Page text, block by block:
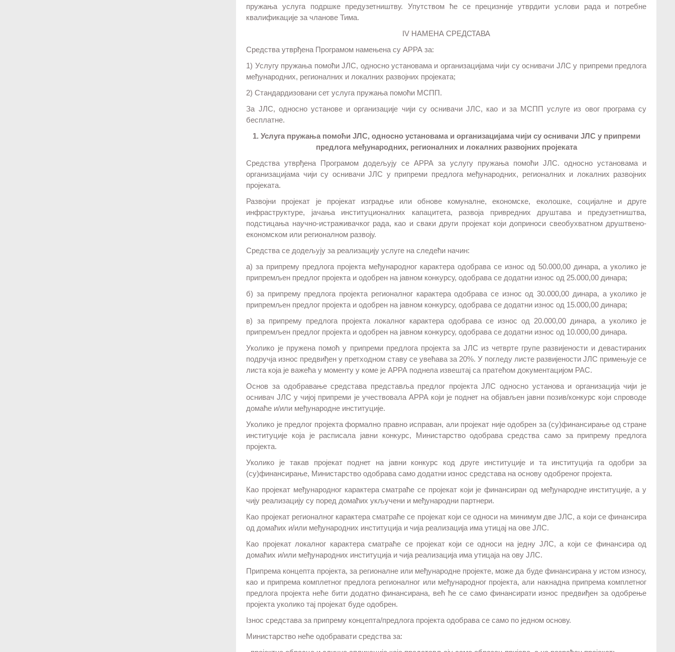
пружања услуга подршке предузетништву. Упутством ће се прецизније утврдити услови рада и потребне
квалификације за чланове Тима.
IV НАМЕНА СРЕДСТАВА
Средства утврђена Програмом намењена су АРРА за:
1) Услугу пружања помоћи ЈЛС, односно установама и организацијама чији су оснивачи ЈЛС у припреми предлога
међународних, регионалних и локалних развојних пројеката;
2) Стандардизовани сет услуга пружања помоћи МСПП.
За ЈЛС, односно установе и организације чији су оснивачи ЈЛС, као и за МСПП услуге из овог програма су
бесплатне.
1. Услуга пружања помоћи ЈЛС, односно установама и организацијама чији су оснивачи ЈЛС у припреми
предлога међународних, регионалних и локалних развојних пројеката
Средства утврђена Програмом додељују се АРРА за услугу пружања помоћи ЈЛС. односно установама и
организацијама чији су оснивачи ЈЛС у припреми предлога међународних, регионалних и локалних развојних
пројеката.
Развојни пројекат је пројекат изградње или обнове комуналне, економске, еколошке, социјалне и друге
инфраструктуре, јачања институционалних капацитета, развоја привредних друштава и предузетништва,
подстицања научно-истраживачког рада, као и сваки други пројекат који доприноси свеобухватном друштвено-
економском или регионалном развоју.
Средства се додељују за реализацију услуге на следећи начин:
а) за припрему предлога пројекта међународног карактера одобрава се износ од 50.000,00 динара, а уколико је
припремљен предлог пројекта и одобрен на јавном конкурсу, одобрава се додатни износ од 25.000,00 динара;
б) за припрему предлога пројекта регионалног карактера одобрава се износ од 30.000,00 динара, а уколико је
припремљен предлог пројекта и одобрен на јавном конкурсу, одобрава се додатни износ од 15.000,00 динара;
в) за припрему предлога пројекта локалног карактера одобрава се износ од 20.000,00 динара, а уколико је
припремљен предлог пројекта и одобрен на јавном конкурсу, одобрава се додатни износ од 10.000,00 динара.
Уколико је пружена помоћ у припреми предлога пројекта за ЈЛС из четврте групе развијености и девастираних
подручја износ предвиђен у претходном ставу се увећава за 20%. У погледу листе развијености ЈЛС примењује се
листа која је важећа у моменту у коме је АРРА поднела извештај са пратећом документацијом РАС.
Основ за одобравање средстава представља предлог пројекта ЈЛС односно установа и организација чији је
оснивач ЈЛС у чијој припреми је учествовала АРРА који је поднет на објављен јавни позив/конкурс који спроводе
домаће и/или међународне институције.
Уколико је предлог пројекта формално правно исправан, али пројекат није одобрен за (су)финансирање од стране
институције која је расписала јавни конкурс, Министарство одобрава средства само за припрему предлога
пројекта.
Уколико је такав пројекат поднет на јавни конкурс код друге институције и та институција га одобри за
(су)финансирање, Министарство одобрава само додатни износ средстава на основу одобреног пројекта.
Као пројекат међународног карактера сматраће се пројекат који је финансиран од међународне институције, а у
чију реализацију су поред домаћих укључени и међународни партнери.
Као пројекат регионалног карактера сматраће се пројекат који се односи на минимум две ЈЛС, а који се финансира
од домаћих и/или међународних институција и чија реализација има утицај на ове ЈЛС.
Као пројекат локалног карактера сматраће се пројекат који се односи на једну ЈЛС, а који се финансира од
домаћих и/или међународних институција и чија реализација има утицаја на ову ЈЛС.
Припрема концепта пројекта, за регионалне или међународне пројекте, може да буде финансирана у истом износу,
као и припрема комплетног предлога регионалног или међународног пројекта, али накнадна припрема комплетног
предлога пројекта неће бити додатно финансирана, већ ће се само финансирати износ предвиђен за одобрење
пројекта уколико тај пројекат буде одобрен.
Iзнос средстава за припрему концепта/предлога пројекта одобрава се само по једном основу.
Министарство неће одобравати средства за: